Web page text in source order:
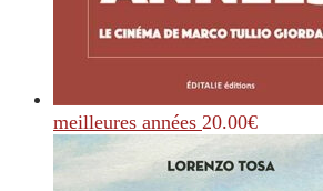
meilleures années 20.00€